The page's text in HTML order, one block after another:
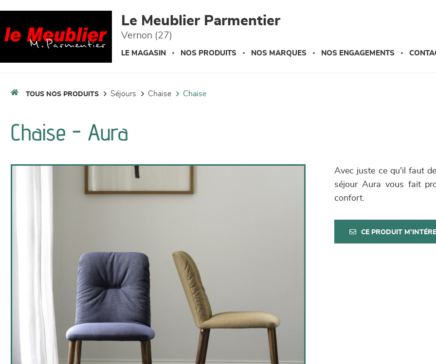
Le Meublier Parmentier
Vernon (27)
LE MAGASIN NOS PRODUITS NOS MARQUES NOS ENGAGEMENTS
TOUS NOS PRODUITS séjours chaise chaise
Chaise - Aura
Avec juste ce qu'il faut
séjour Aura vous fait
confort.
CE PRODUIT